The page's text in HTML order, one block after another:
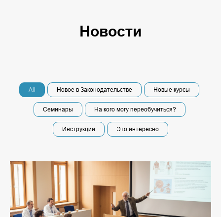
Новости
All Новое в Законодательстве Новые курсы
Семинары На кого могу переобучиться?
Инструкции Это интересно